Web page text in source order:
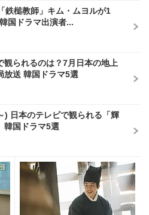
鉄槌教師」キム・ムヨルが1
国ドラマ出演者...
観られるのは？7月日本の地上
放送 韓国ドラマ5選
) 日本のテレビで観られる「輝
韓国ドラマ5選